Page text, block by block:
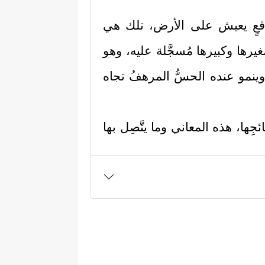
واقعٍ يعيش على الأرض، تلك هي
وكبيرها مُسجَّلة عليه، وهو
عنده الحسُّ المرهفُ تجاه
هذه المعاني وما يتَّصِل بها
كُلُّ مُرۡضِعَةٍ عَمَّاۤ أَرۡضَعَتۡ وَتَضَعُ كُلُّ ذَاتِ
الدافعة لمحاسبة النفس